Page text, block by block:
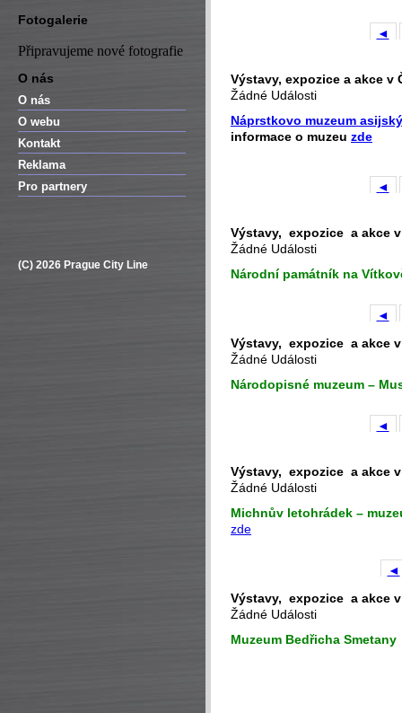
Fotogalerie
Připravujeme nové fotografie
O nás
O nás
O webu
Kontakt
Reklama
Pro partnery
(C) 2026 Prague City Line
◄
Výstavy, expozice a akce v
Žádné Události
Náprstkovo muzeum
informace o muzeu zde
◄
Výstavy, expozice a akce v
Žádné Události
Národní památník na
◄
Výstavy, expozice a akce v
Žádné Události
Národopisné muzeum –
◄
Výstavy, expozice a akce v
Žádné Události
Michnův letohrádek –
zde
◄
Výstavy, expozice a akce v
Žádné Události
Muzeum Bedřicha Smetany